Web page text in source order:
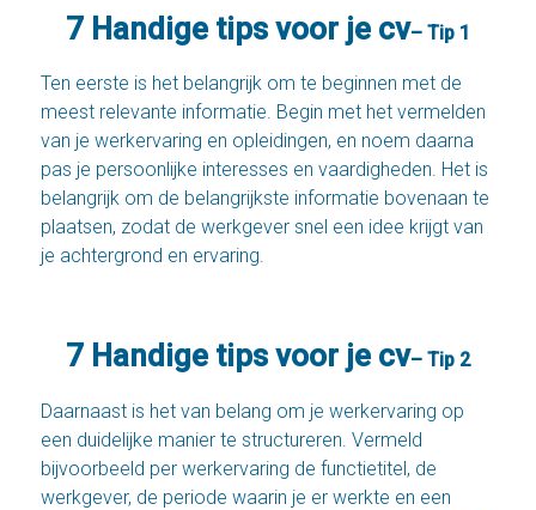
7 Handige tips voor je cv– Tip 1
Ten eerste is het belangrijk om te beginnen met de
meest relevante informatie. Begin met het vermelden
van je werkervaring en opleidingen, en noem daarna
pas je persoonlijke interesses en vaardigheden. Het is
belangrijk om de belangrijkste informatie bovenaan te
plaatsen, zodat de werkgever snel een idee krijgt van
je achtergrond en ervaring.
7 Handige tips voor je cv– Tip 2
Daarnaast is het van belang om je werkervaring op
een duidelijke manier te structureren. Vermeld
bijvoorbeeld per werkervaring de functietitel, de
werkgever, de periode waarin je er werkte en een